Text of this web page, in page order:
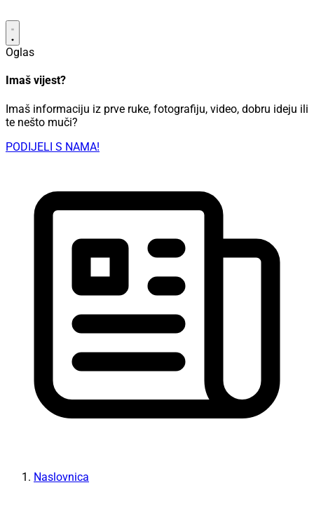
Oglas
Imaš vijest?
Imaš informaciju iz prve ruke, fotografiju, video, dobru ideju ili
te nešto muči?
PODIJELI S NAMA!
Naslovnica